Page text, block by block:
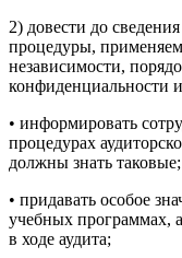
2) довести до
процедуры,
независимос­ти,
конфиденциальности
• информировать
процедурах
должны знать таковые;
• придавать особое
учебных программах,
в ходе аудита;